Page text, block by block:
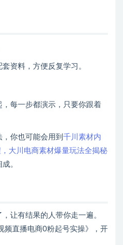
资料，方便反复学习。
每一步都演示，只要你跟着
你也可能会用到 千川素材内
大川电商素材爆量玩法全揭秘
。
让有结果的人带你走一遍。
频直播电商0粉起号实操》，开